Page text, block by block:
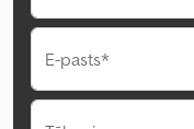
E-pasts*